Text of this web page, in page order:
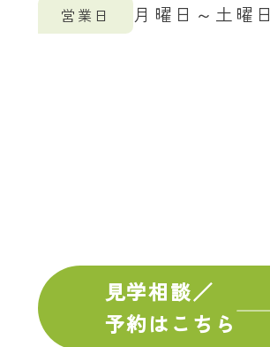
営業日 月曜日～土曜日
見学相談／
予約はこちら